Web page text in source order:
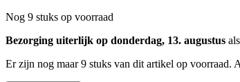
Nog 9 stuks op voorraad
Bezorging uiterlijk op donderdag, 13. augustus
Er zijn nog maar 9 stuks van dit artikel op voorraad.